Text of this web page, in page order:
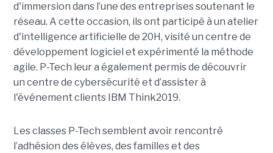
d'immersion dans l’une des entreprises soutenant le
réseau. A cette occasion, ils ont participé à un atelier
d'intelligence artificielle de 20H, visité un centre de
développement logiciel et expérimenté la méthode
agile. P-Tech leur a également permis de découvrir
un centre de cybersécurité et d’assister à
l'événement clients IBM Think2019.
Les classes P-Tech semblent avoir rencontré
l’adhésion des élèves, des familles et des